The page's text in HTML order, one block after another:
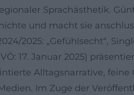
Sprachästhetik.
und macht sie
2025: „Gefühlsecht“,
17. Januar 2025)
Alltagsnarrative,
Im Zuge der